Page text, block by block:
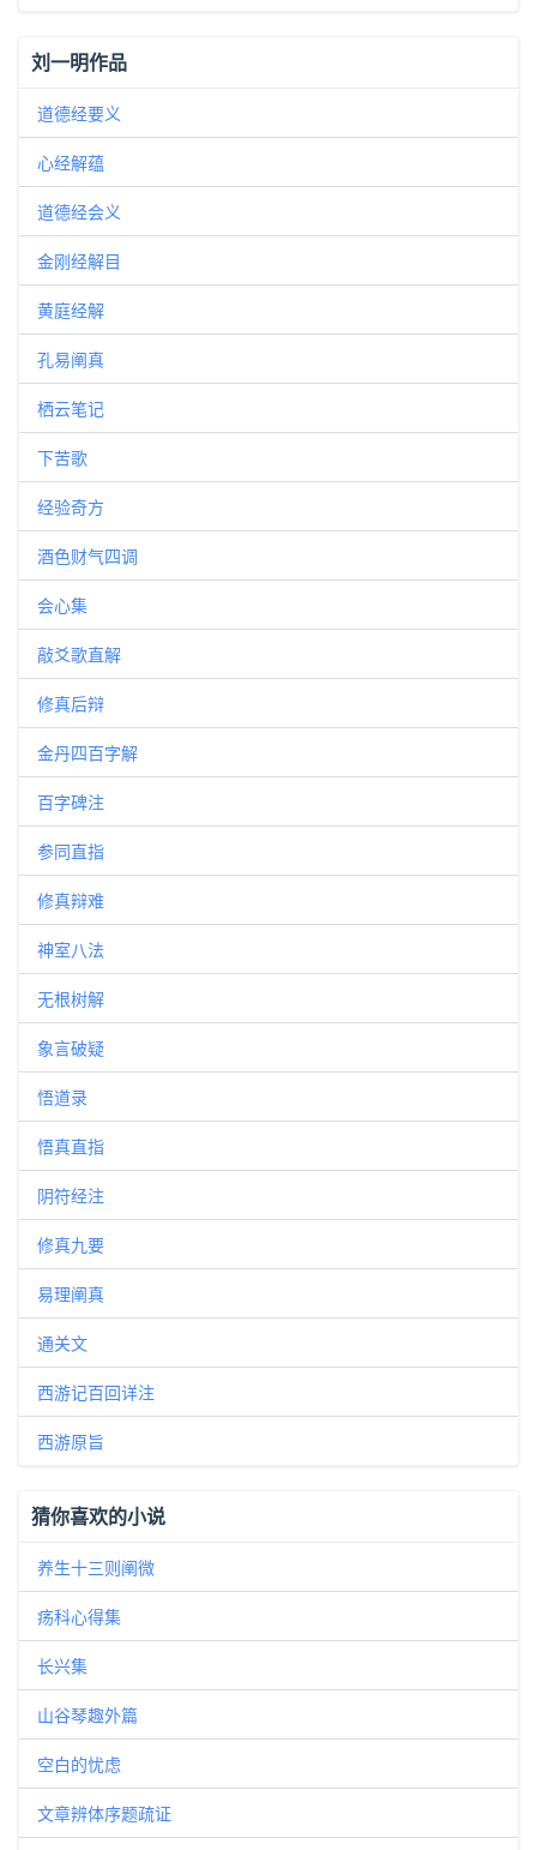
刘一明作品
道德经要义
心经解蕴
道德经会义
金刚经解目
黄庭经解
孔易阐真
栖云笔记
下苦歌
经验奇方
酒色财气四调
会心集
敲爻歌直解
修真后辩
金丹四百字解
百字碑注
参同直指
修真辩难
神室八法
无根树解
象言破疑
悟道录
悟真直指
阴符经注
修真九要
易理阐真
通关文
西游记百回详注
西游原旨
猜你喜欢的小说
养生十三则阐微
疡科心得集
长兴集
山谷琴趣外篇
空白的忧虑
文章辨体序题疏证